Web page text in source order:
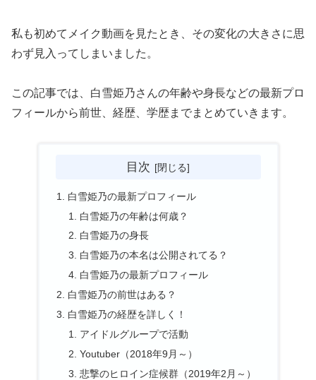
私も初めてメイク動画を見たとき、その変化の大きさに思
わず見入ってしまいました。
この記事では、白雪姫乃さんの年齢や身長などの最新プロ
フィールから前世、経歴、学歴までまとめていきます。
目次
白雪姫乃の最新プロフィール
白雪姫乃の年齢は何歳？
白雪姫乃の身長
白雪姫乃の本名は公開されてる？
白雪姫乃の最新プロフィール
白雪姫乃の前世はある？
白雪姫乃の経歴を詳しく！
アイドルグループで活動
Youtuber（2018年9月～）
悲撃のヒロイン症候群（2019年2月～）